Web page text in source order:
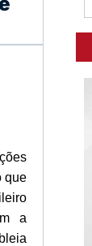
que
a